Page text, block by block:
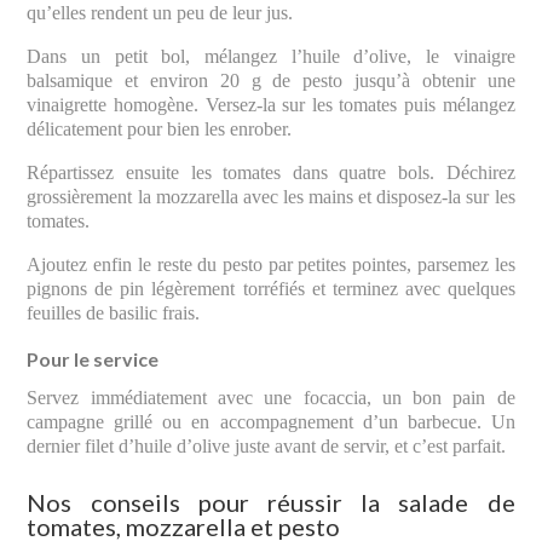
qu’elles rendent un peu de leur jus.
Dans un petit bol, mélangez l’huile d’olive, le vinaigre
balsamique et environ 20 g de pesto jusqu’à obtenir une
vinaigrette homogène. Versez-la sur les tomates puis mélangez
délicatement pour bien les enrober.
Répartissez ensuite les tomates dans quatre bols. Déchirez
grossièrement la mozzarella avec les mains et disposez-la sur les
tomates.
Ajoutez enfin le reste du pesto par petites pointes, parsemez les
pignons de pin légèrement torréfiés et terminez avec quelques
feuilles de basilic frais.
Pour le service
Servez immédiatement avec une focaccia, un bon pain de
campagne grillé ou en accompagnement d’un barbecue. Un
dernier filet d’huile d’olive juste avant de servir, et c’est parfait.
Nos conseils pour réussir la salade de
tomates, mozzarella et pesto